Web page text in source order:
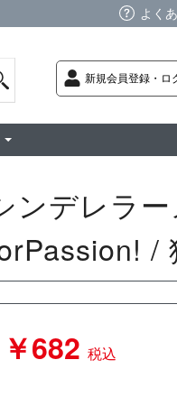
よく
新規会員登録・ロ
ンデレラ
/
￥682 税込